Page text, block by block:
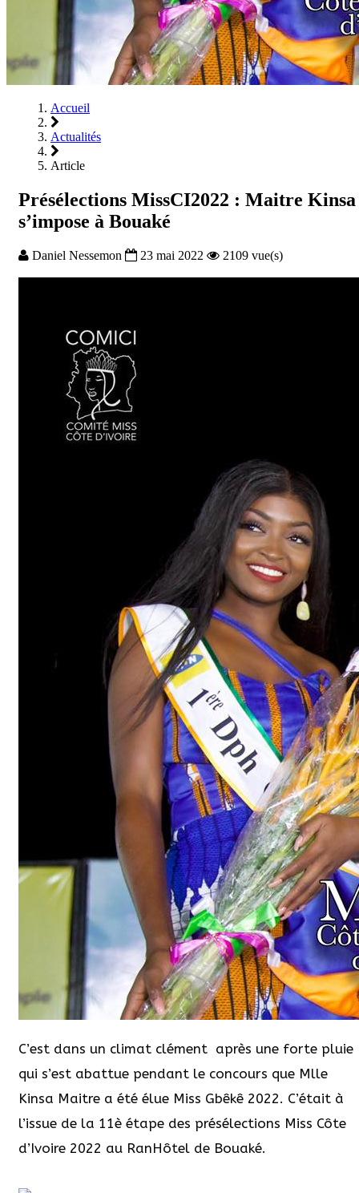
Accueil
Actualités
Article
Présélections MissCI2022 : Maitre Kinsa
s’impose à Bouaké
Daniel Nessemon 23 mai 2022 2109 vue(s)
C’est dans un climat clément après une forte pluie
qui s’est abattue pendant le concours que Mlle
Kinsa Maitre a été élue Miss Gbêkê 2022. C’était à
l’issue de la 11è étape des présélections Miss Côte
d’Ivoire 2022 au RanHôtel de Bouaké.